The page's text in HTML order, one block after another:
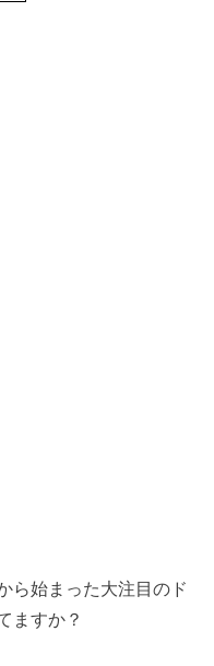
ら始まった大注目のド
ますか？